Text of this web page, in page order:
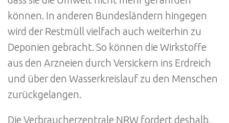
können. In anderen Bundesländern hingegen
wird der Restmüll vielfach auch weiterhin zu
Deponien gebracht. So können die Wirkstoffe
aus den Arzneien durch Versickern ins Erdreich
und über den Wasserkreislauf zu den Menschen
zurückgelangen.
Die Verbraucherzentrale NRW fordert deshalb,